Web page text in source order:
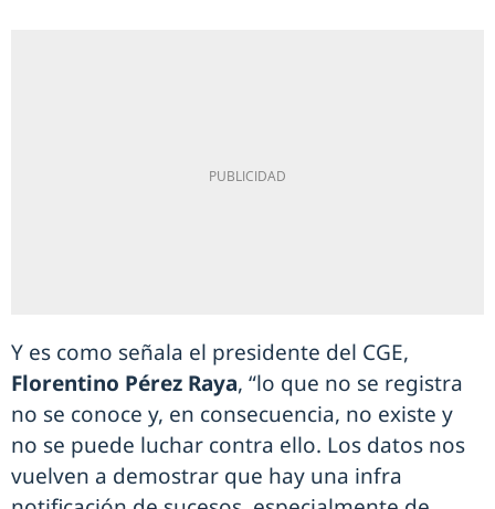
Y es como señala el presidente del CGE,
Florentino Pérez Raya, “lo que no se registra
no se conoce y, en consecuencia, no existe y
no se puede luchar contra ello. Los datos nos
vuelven a demostrar que hay una infra